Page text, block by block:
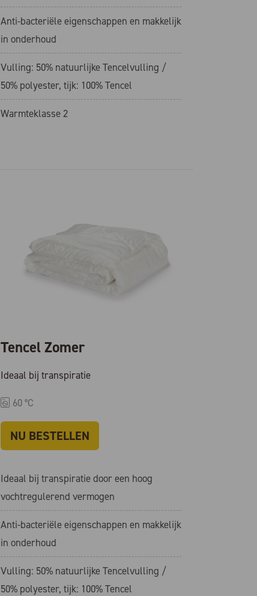
Anti-bacteriële eigenschappen en makkelijk
in onderhoud
Vulling: 50% natuurlijke Tencelvulling /
50% polyester, tijk: 100% Tencel
Warmteklasse 2
Tencel Zomer
Ideaal bij transpiratie
60 °C
NU BESTELLEN
Ideaal bij transpiratie door een hoog
vochtregulerend vermogen
Anti-bacteriële eigenschappen en makkelijk
in onderhoud
Vulling: 50% natuurlijke Tencelvulling /
50% polyester, tijk: 100% Tencel